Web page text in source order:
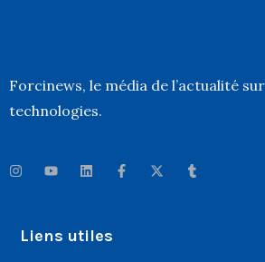
Forcinews, le média de l’actualité
technologies.
Liens utiles